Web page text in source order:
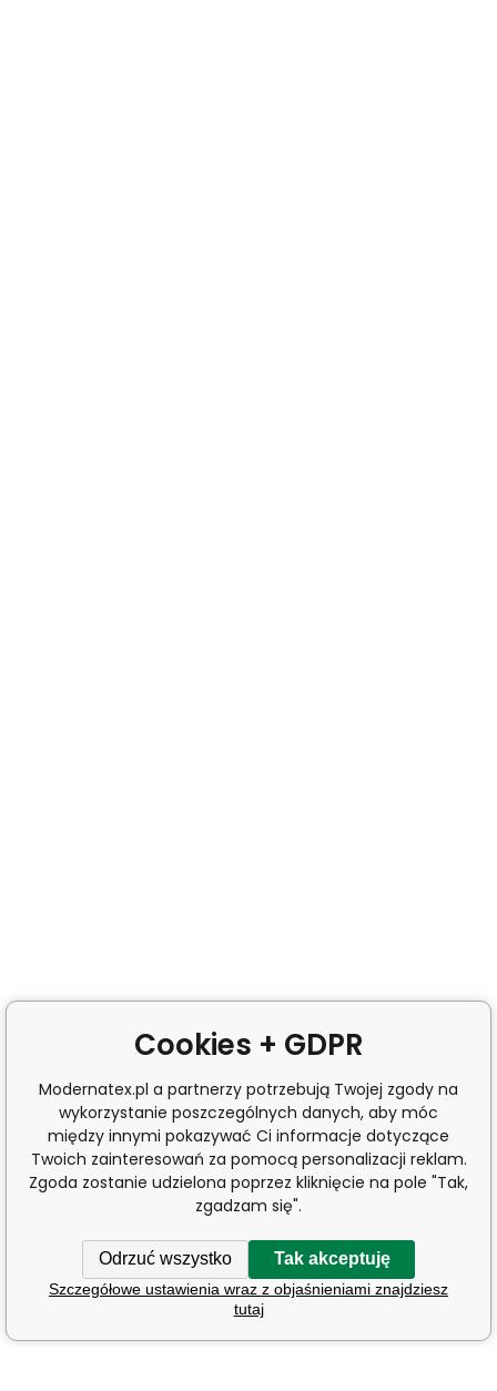
Cookies + GDPR
Modernatex.pl a partnerzy potrzebują Twojej zgody na
wykorzystanie poszczególnych danych, aby móc
między innymi pokazywać Ci informacje dotyczące
Twoich zainteresowań za pomocą personalizacji reklam.
Zgoda zostanie udzielona poprzez kliknięcie na pole "Tak,
zgadzam się".
Odrzuć wszystko Tak akceptuję
Szczegółowe ustawienia wraz z objaśnieniami znajdziesz
tutaj